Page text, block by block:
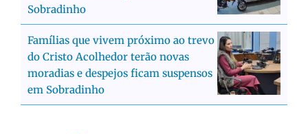
Sobradinho
Famílias que vivem próximo ao trevo
do Cristo Acolhedor terão novas
moradias e despejos ficam suspensos
em Sobradinho